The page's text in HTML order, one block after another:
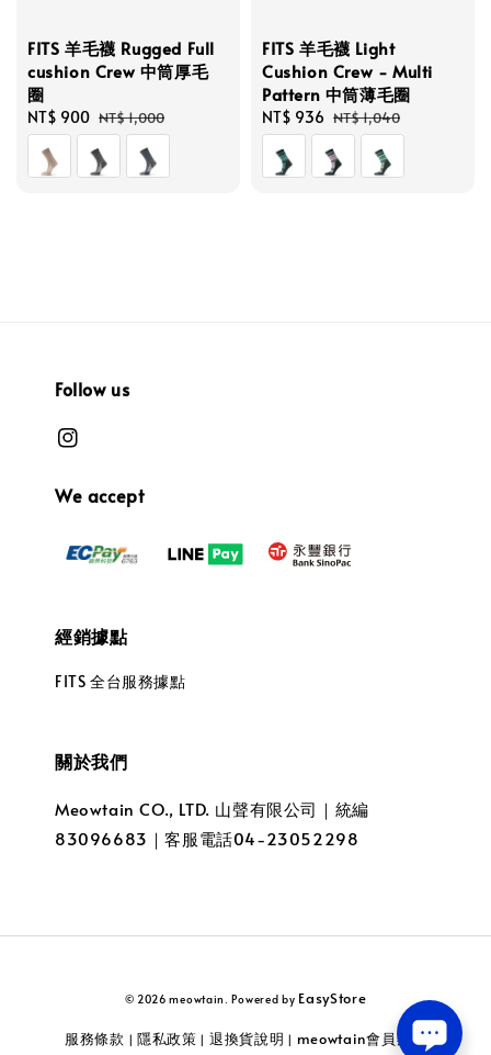
FITS 羊毛襪 Rugged Full
cushion Crew 中筒厚毛
圈
Sale
price
NT$ 900 Regular
price
NT$ 1,000
FITS 羊毛襪 Light
Cushion Crew - Multi
Pattern 中筒薄毛圈
Sale
price
NT$ 936 Regular
price
NT$ 1,040
Follow us
We accept
經銷據點
FITS 全台服務據點
關於我們
Meowtain CO., LTD. 山聲有限公司｜統編
83096683｜客服電話04-23052298
© 2026 meowtain. Powered by EasyStore
服務條款 | 隱私政策 | 退換貨說明 | meowtain會員辦法